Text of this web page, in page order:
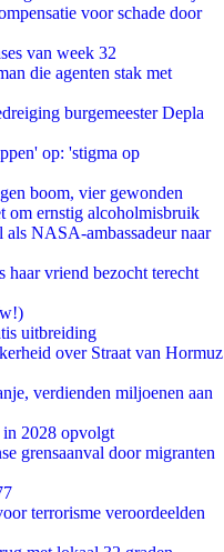
voor schade door
van week 32
die agenten stak met
burgemeester Depla
op: 'stigma op
boom, vier gewonden
om ernstig alcoholmisbruik
NASA-ambassadeur naar
haar vriend bezocht terecht
uitbreiding
over Straat van Hormuz
verdienden miljoenen aan
2028 opvolgt
grensaanval door migranten
terrorisme veroordeelden